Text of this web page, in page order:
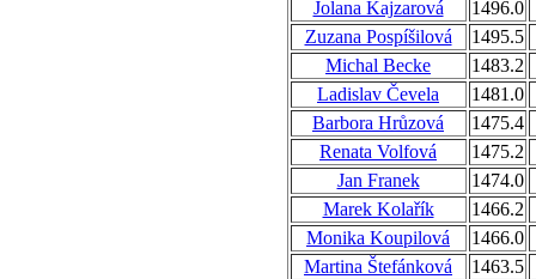
Jolana Kajzarová
1496.0
Zuzana Pospíšilová
1495.5
Michal Becke
1483.2
Ladislav Čevela
1481.0
Barbora Hrůzová
1475.4
Renata Volfová
1475.2
Jan Franek
1474.0
Marek Kolařík
1466.2
Monika Koupilová
1466.0
Martina Štefánková
1463.5